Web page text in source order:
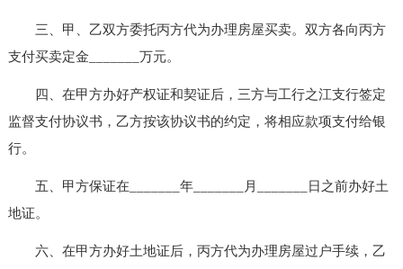
三、甲、乙双方委托丙方代为办理房屋买卖。双方各向丙方
支付买卖定金_______万元。
四、在甲方办好产权证和契证后，三方与工行之江支行签定
监督支付协议书，乙方按该协议书的约定，将相应款项支付给银
行。
五、甲方保证在_______年_______月_______日之前办好土
地证。
六、在甲方办好土地证后，丙方代为办理房屋过户手续，乙